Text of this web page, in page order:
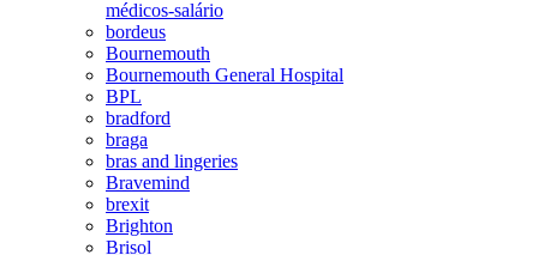
médicos-salário
bordeus
Bournemouth
Bournemouth General Hospital
BPL
bradford
braga
bras and lingeries
Bravemind
brexit
Brighton
Brisol